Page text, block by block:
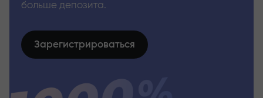
больше депозита.
Зарегистрироваться